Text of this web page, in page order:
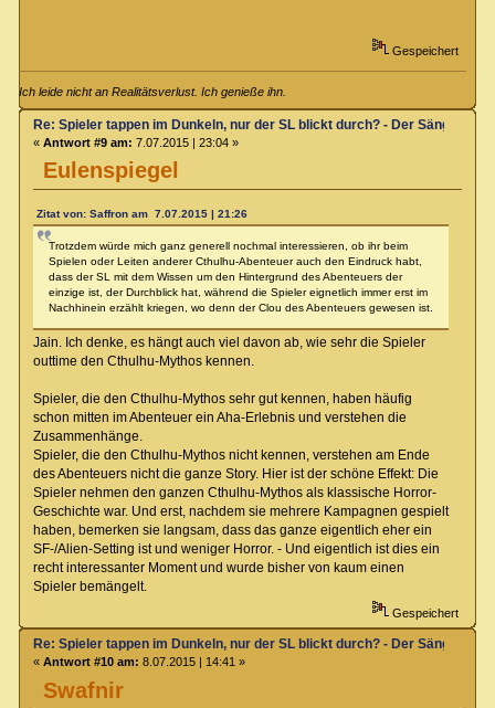
Gespeichert
Ich leide nicht an Realitätsverlust. Ich genieße ihn.
Eulenspiegel
Re: Spieler tappen im Dunkeln, nur der SL blickt durch? - Der Sänger von
« Antwort #9 am: 7.07.2015 | 23:04 »
Zitat von: Saffron am 7.07.2015 | 21:26
Trotzdem würde mich ganz generell nochmal interessieren, ob ihr beim
Spielen oder Leiten anderer Cthulhu-Abenteuer auch den Eindruck habt,
dass der SL mit dem Wissen um den Hintergrund des Abenteuers der
einzige ist, der Durchblick hat, während die Spieler eignetlich immer erst im
Nachhinein erzählt kriegen, wo denn der Clou des Abenteuers gewesen ist.
Jain. Ich denke, es hängt auch viel davon ab, wie sehr die Spieler
outtime den Cthulhu-Mythos kennen.
Spieler, die den Cthulhu-Mythos sehr gut kennen, haben häufig
schon mitten im Abenteuer ein Aha-Erlebnis und verstehen die
Zusammenhänge.
Spieler, die den Cthulhu-Mythos nicht kennen, verstehen am Ende
des Abenteuers nicht die ganze Story. Hier ist der schöne Effekt: Die
Spieler nehmen den ganzen Cthulhu-Mythos als klassische Horror-
Geschichte war. Und erst, nachdem sie mehrere Kampagnen gespielt
haben, bemerken sie langsam, dass das ganze eigentlich eher ein
SF-/Alien-Setting ist und weniger Horror. - Und eigentlich ist dies ein
recht interessanter Moment und wurde bisher von kaum einen
Spieler bemängelt.
Gespeichert
Swafnir
Re: Spieler tappen im Dunkeln, nur der SL blickt durch? - Der Sänger von
« Antwort #10 am: 8.07.2015 | 14:41 »